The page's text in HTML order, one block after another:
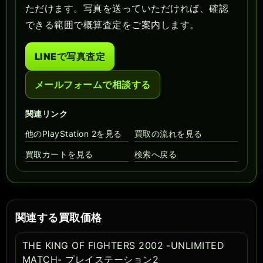
ただけます。写真を送っていただければ、確認
できる範囲で概算査定をご案内します。
LINEで写真査定
メールフォームで相談する
関連リンク
他のPlayStation 2を見る
買取の流れを見る
買取カートを見る 検索へ戻る
関連する買取価格
THE KING OF FIGHTERS 2002 -UNLIMITED
MATCH- プレイステーション2